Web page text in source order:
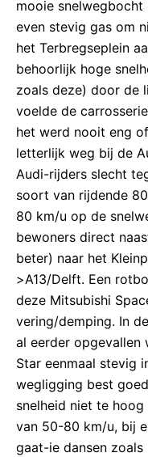
mooie
even stevig gas om
het Terbregseplein
behoorlijk hoge
zoals deze) door de
voelde de
het werd nooit eng
letterlijk weg bij de
Audi-rijders slecht
soort van rijdende
80 km/u op de
bewoners direct
beter) naar het
>A13/Delft. Een
deze Mitsubishi
vering/demping. In
al eerder opgevallen
Star eenmaal stevig
wegligging best
snelheid niet te
van 50-80 km/u, bij
gaat-ie dansen